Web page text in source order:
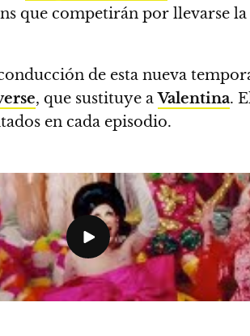
que competirán por llevarse
de esta nueva
, que sustituye aValentina.
en cada episodio.